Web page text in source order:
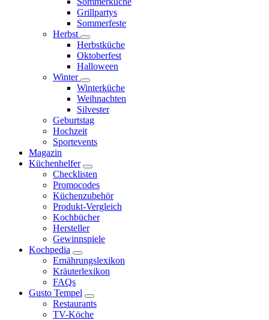
Grillpartys
Sommerfeste
Herbst
Herbstküche
Oktoberfest
Halloween
Winter
Winterküche
Weihnachten
Silvester
Geburtstag
Hochzeit
Sportevents
Magazin
Küchenhelfer
Checklisten
Promocodes
Küchenzubehör
Produkt-Vergleich
Kochbücher
Hersteller
Gewinnspiele
Kochpedia
Ernährungslexikon
Kräuterlexikon
FAQs
Gusto Tempel
Restaurants
TV-Köche